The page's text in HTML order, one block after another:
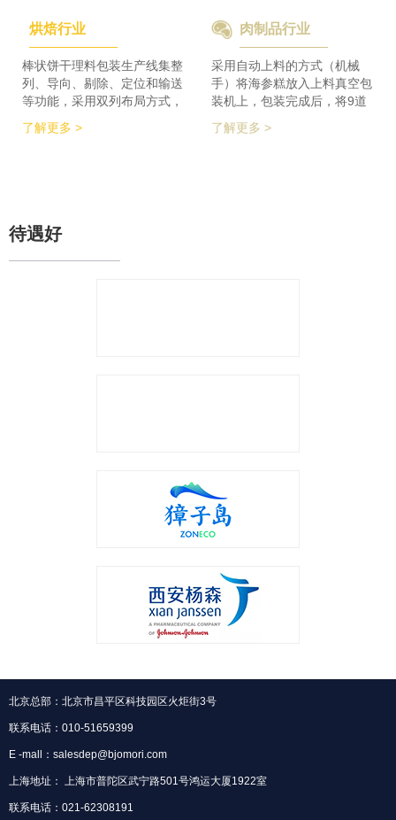
检及码垛设备实现整线自动化
运行。 节省了80%人员数
量，降低了劳动者的劳动强
度，提高了工作效率
积的要求，同时节省了一半的
占地空间，一条生产线实现了
整个生产的稳定供料，减少设
备的投入，大大降低了采购成
本。
烘焙行业
棒状饼干理料包装生产线集整
列、导向、剔除、定位和输送
等功能，采用双列布局方式，
在有限的场地内，提高了产品
包装的生产力，同时达到废料
了解更多 >
肉制品行业
采用自动上料的方式（机械
手）将海参糕放入上料真空包
装机上，包装完成后，将9道
带机，将1道产品分为2道，分
了解更多 >
待遇好
北京总部：北京市昌平区科技园区火炬街3号
联系电话：010-51659399
E -mall：salesdep@bjomori.com
上海地址： 上海市普陀区武宁路501号鸿运大厦1922室
联系电话：021-62308191